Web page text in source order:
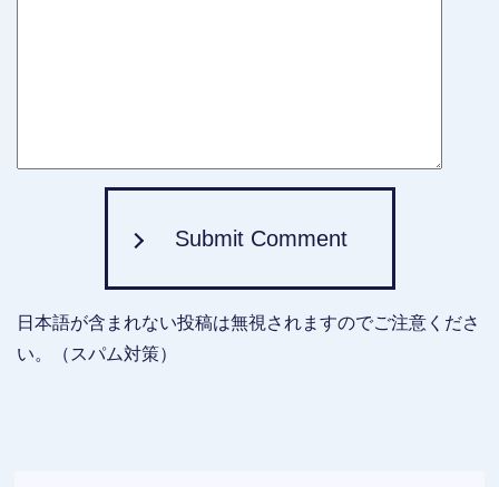
Submit Comment
日本語が含まれない投稿は無視されますのでご注意くださ
い。（スパム対策）